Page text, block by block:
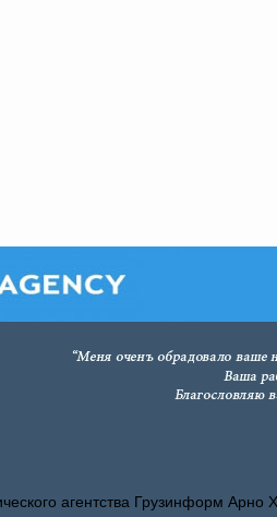
агентства Грузинформ Арно